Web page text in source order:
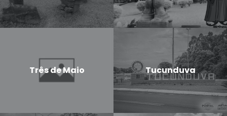
Três de Maio Tucunduva